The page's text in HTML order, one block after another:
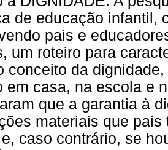
de educação infantil,
pais e
um roteiro para
conceito da
em casa, na escola e
que a garantia à
materiais que
caso contrário, se